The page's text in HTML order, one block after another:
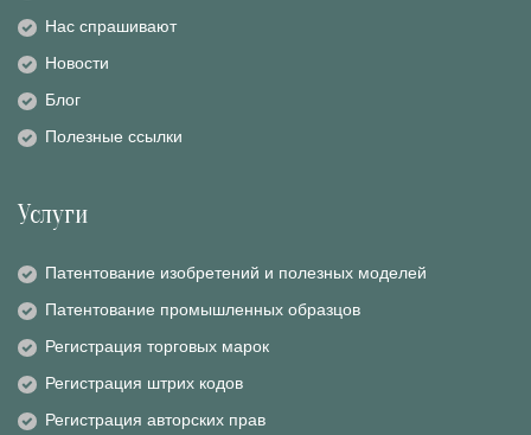
Нас спрашивают
Новости
Блог
Полезные ссылки
Услуги
Патентование изобретений и полезных моделей
Патентование промышленных образцов
Регистрация торговых марок
Регистрация штрих кодов
Регистрация авторских прав